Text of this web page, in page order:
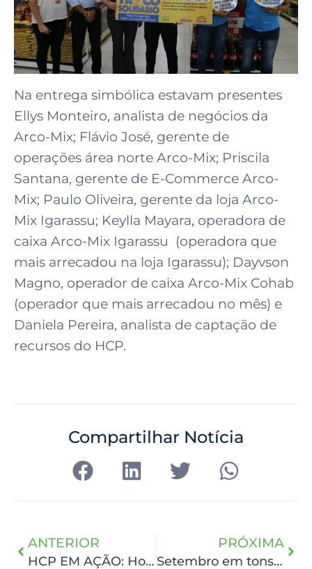
Na entrega simbólica estavam presentes
Ellys Monteiro, analista de negócios da
Arco-Mix; Flávio José, gerente de
operações área norte Arco-Mix; Priscila
Santana, gerente de E-Commerce Arco-
Mix; Paulo Oliveira, gerente da loja Arco-
Mix Igarassu; Keylla Mayara, operadora de
caixa Arco-Mix Igarassu (operadora que
mais arrecadou na loja Igarassu); Dayvson
Magno, operador de caixa Arco-Mix Cohab
(operador que mais arrecadou no mês) e
Daniela Pereira, analista de captação de
recursos do HCP.
Compartilhar Notícia
ANTERIOR
HCP EM AÇÃO: Hospital de Câncer de Pernambuco recebe reconhecimento de Alta Conformidade em Segurança do Paciente
PRÓXIMA
Setembro em tons de amarelo e dourado: HCP alerta para a importância de cuidar da saúde mental das crianças e adolescentes diagnosticados com câncer